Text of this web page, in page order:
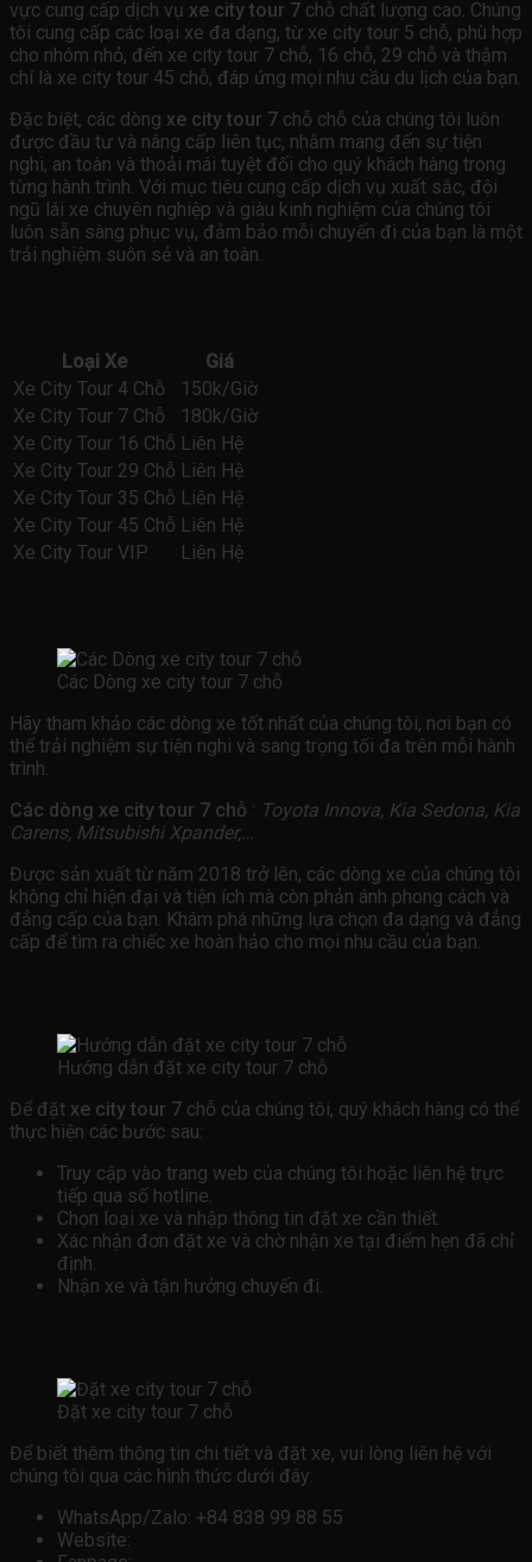
vực cung cấp dịch vụ xe city tour 7 chỗ chất lượng cao. Chúng
tôi cung cấp các loại xe đa dạng, từ xe city tour 5 chỗ, phù hợp
cho nhóm nhỏ, đến xe city tour 7 chỗ, 16 chỗ, 29 chỗ và thậm
chí là xe city tour 45 chỗ, đáp ứng mọi nhu cầu du lịch của bạn.
Đặc biệt, các dòng xe city tour 7 chỗ chỗ của chúng tôi luôn
được đầu tư và nâng cấp liên tục, nhằm mang đến sự tiện
nghi, an toàn và thoải mái tuyệt đối cho quý khách hàng trong
từng hành trình. Với mục tiêu cung cấp dịch vụ xuất sắc, đội
ngũ lái xe chuyên nghiệp và giàu kinh nghiệm của chúng tôi
luôn sẵn sàng phục vụ, đảm bảo mỗi chuyến đi của bạn là một
trải nghiệm suôn sẻ và an toàn.
Loại Xe
Giá
Xe City Tour 4 Chỗ
150k/Giờ
Xe City Tour 7 Chỗ
180k/Giờ
Xe City Tour 16 Chỗ Liên Hệ
Xe City Tour 29 Chỗ Liên Hệ
Xe City Tour 35 Chỗ Liên Hệ
Xe City Tour 45 Chỗ Liên Hệ
Xe City Tour VIP
Liên Hệ
Các Dòng xe city tour 7 chỗ
Hãy tham khảo các dòng xe tốt nhất của chúng tôi, nơi bạn có
thể trải nghiệm sự tiện nghi và sang trọng tối đa trên mỗi hành
trình.
Các dòng xe city tour 7 chỗ : Toyota Innova, Kia Sedona, Kia
Carens, Mitsubishi Xpander,…
Được sản xuất từ năm 2018 trở lên, các dòng xe của chúng tôi
không chỉ hiện đại và tiện ích mà còn phản ánh phong cách và
đẳng cấp của bạn. Khám phá những lựa chọn đa dạng và đẳng
cấp để tìm ra chiếc xe hoàn hảo cho mọi nhu cầu của bạn.
Hướng dẫn đặt xe city tour 7 chỗ
Để đặt xe city tour 7 chỗ của chúng tôi, quý khách hàng có thể
thực hiện các bước sau:
Truy cập vào trang web của chúng tôi hoặc liên hệ trực
tiếp qua số hotline.
Chọn loại xe và nhập thông tin đặt xe cần thiết.
Xác nhận đơn đặt xe và chờ nhận xe tại điểm hẹn đã chỉ
định.
Nhận xe và tận hưởng chuyến đi.
Đặt xe city tour 7 chỗ
Để biết thêm thông tin chi tiết và đặt xe, vui lòng liên hệ với
chúng tôi qua các hình thức dưới đây:
WhatsApp/Zalo: +84 838 99 88 55
Website: